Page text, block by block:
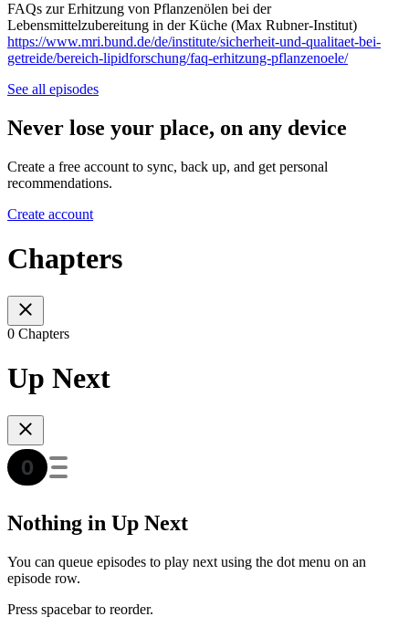
FAQs zur Erhitzung von Pflanzenölen bei der
Lebensmittelzubereitung in der Küche (Max Rubner-Institut)
https://www.mri.bund.de/de/institute/sicherheit-und-qualitaet-bei-
getreide/bereich-lipidforschung/faq-erhitzung-pflanzenoele/
See all episodes
Never lose your place, on any device
Create a free account to sync, back up, and get personal
recommendations.
Create account
Chapters
0 Chapters
Up Next
Nothing in Up Next
You can queue episodes to play next using the dot menu on an
episode row.
Press spacebar to reorder.